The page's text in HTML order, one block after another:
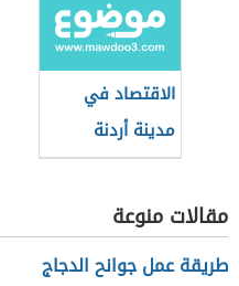
الاقتصاد في
مدينة أردنة
مقالات منوعة
طريقة عمل جوانح الدجاج